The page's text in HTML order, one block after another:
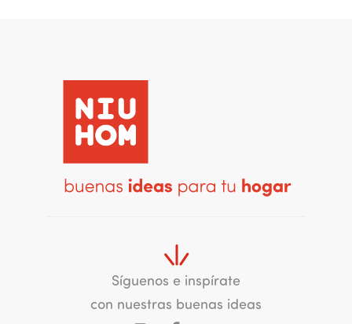
Síguenos e inspírate
con nuestras buenas ideas